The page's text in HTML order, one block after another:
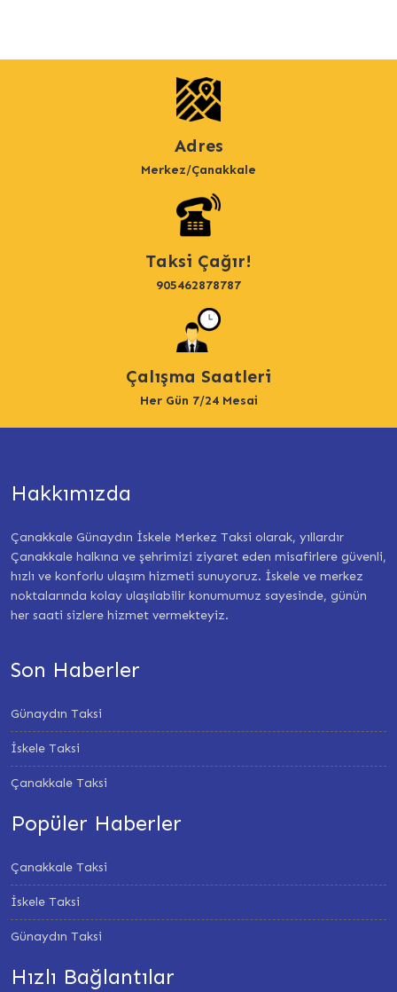
Adres
Merkez/Çanakkale
Taksi Çağır!
905462878787
Çalışma Saatleri
Her Gün 7/24 Mesai
Hakkımızda
Çanakkale Günaydın İskele Merkez Taksi olarak, yıllardır
Çanakkale halkına ve şehrimizi ziyaret eden misafirlere güvenli,
hızlı ve konforlu ulaşım hizmeti sunuyoruz. İskele ve merkez
noktalarında kolay ulaşılabilir konumumuz sayesinde, günün
her saati sizlere hizmet vermekteyiz.
Son Haberler
Günaydın Taksi
İskele Taksi
Çanakkale Taksi
Popüler Haberler
Çanakkale Taksi
İskele Taksi
Günaydın Taksi
Hızlı Bağlantılar